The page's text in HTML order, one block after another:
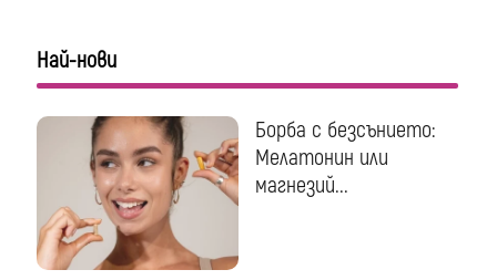
Най-нови
Борба с безсънието:
Мелатонин или
магнезий...